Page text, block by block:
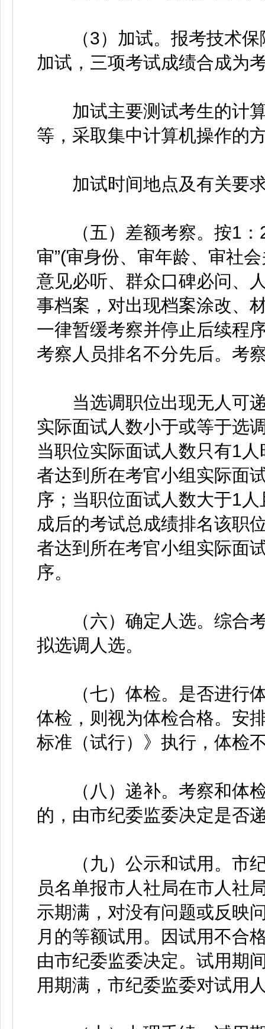
（3）加试。报考技术保
加试，三项考试成绩合成为
加试主要测试考生的计算
等，采取集中计算机操作的
加试时间地点及有关要
（五）差额考察。按1：2
审”(审身份、审年龄、审社
意见必听、群众口碑必问、
事档案，对出现档案涂改、
一律暂缓考察并停止后续程
考察人员排名不分先后。考
当选调职位出现无人可递
实际面试人数小于或等于选
当职位实际面试人数只有1
者达到所在考官小组实际面
序；当职位面试人数大于1
成后的考试总成绩排名该职
者达到所在考官小组实际面
序。
（六）确定人选。综合考
拟选调人选。
（七）体检。是否进行体
体检，则视为体检合格。安
标准（试行）》执行，体检
（八）递补。考察和体检
的，由市纪委监委决定是否
（九）公示和试用。市纪
员名单报市人社局在市人社
示期满，对没有问题或反映
月的等额试用。因试用不合
由市纪委监委决定。试用期
用期满，市纪委监委对试用